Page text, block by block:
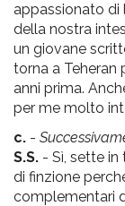
appassionato di
della nostra
un giovane
torna a Teheran
anni prima.
per me molto
c. -
S.S. - Sì, sette
di finzione
complementari